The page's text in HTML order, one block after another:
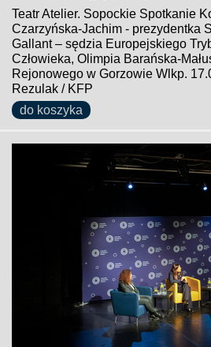
Teatr Atelier. Sopockie Spotkanie
Czarzyńska-Jachim - prezydentka
Gallant – sędzia Europejskiego
Człowieka, Olimpia Barańska-
Rejonowego w Gorzowie Wlkp.
Rezulak / KFP
do koszyka